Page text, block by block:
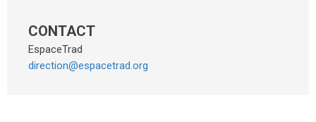
CONTACT
EspaceTrad
direction@espacetrad.org